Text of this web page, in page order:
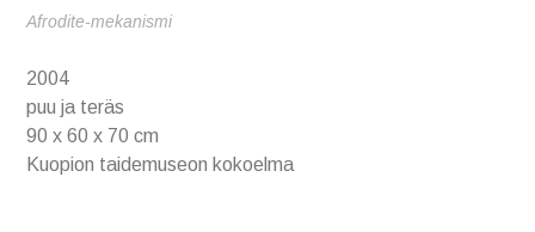
Afrodite-mekanismi
2004
puu ja teräs
90 x 60 x 70 cm
Kuopion taidemuseon kokoelma